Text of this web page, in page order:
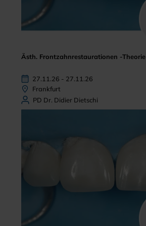
Ästh. Frontzahnrestaurationen -Theorie
27.11.26 - 27.11.26
Frankfurt
PD Dr. Didier Dietschi